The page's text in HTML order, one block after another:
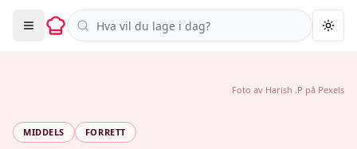
Søk i oppskrifter
MIDDELS FORRETT
Foto av Harish .P på Pexels